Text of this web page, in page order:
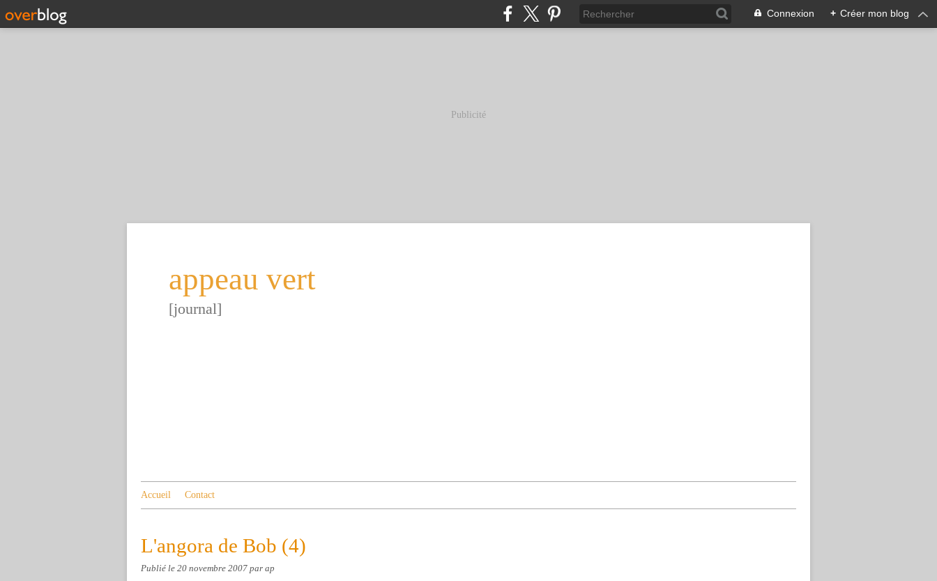
Connexion + Créer mon blog
Publicité
appeau vert
[journal]
Accueil Contact
L'angora de Bob (4)
Publié le 20 novembre 2007 par ap